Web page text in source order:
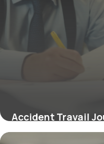
Accident Travail
2026